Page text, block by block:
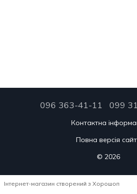
096 363-41-11 099
Контактна
Повна версія
© 2026
Інтернет-магазин створений з Хорошоп